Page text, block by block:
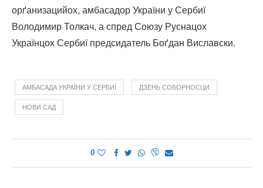
орґанизацийох, амбасадор України у Сербиї
Володимир Толкач, a спред Союзу Руснацох
Українцох Сербиї предсидатель Боґдан Виславски.
АМБАСАДА УКРАЇНИ У СЕРБИЇ ДЗЕНЬ СОБОРНОСЦИ
НОВИ САД
0